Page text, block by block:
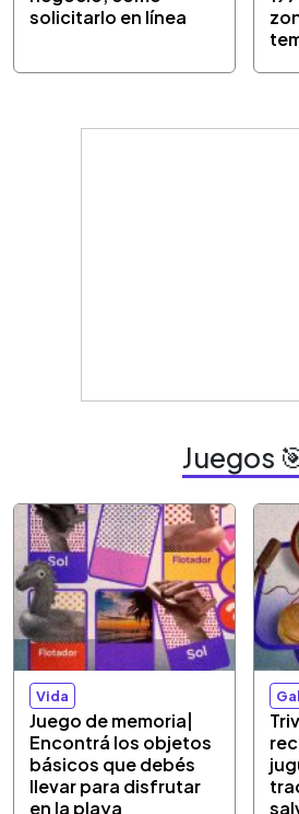
solicitarlo en línea
Juegos
Vida
Juego de memoria|
Encontrá los objetos
básicos que debés
llevar para disfrutar
en la playa